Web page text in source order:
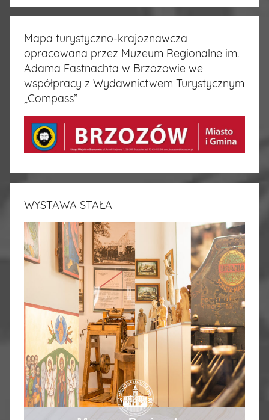
Mapa turystyczno-krajoznawcza
opracowana przez Muzeum Regionalne im.
Adama Fastnachta w Brzozowie we
współpracy z Wydawnictwem Turystycznym
„Compass”
WYSTAWA STAŁA